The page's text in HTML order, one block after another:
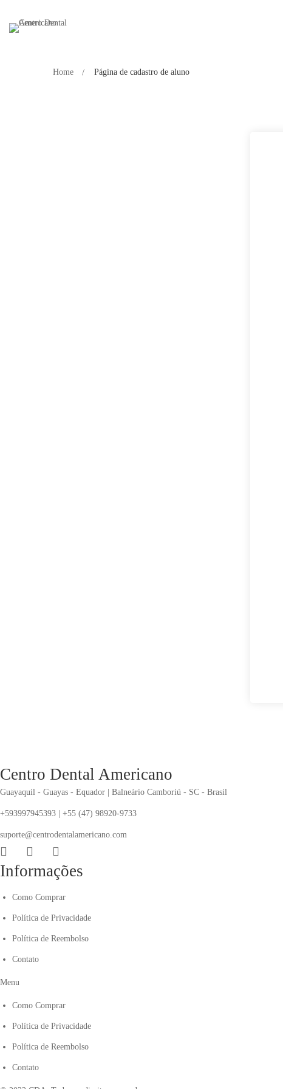
Home Página de cadastro de aluno
Centro Dental Americano
Guayaquil - Guayas - Equador | Balneário Camboriú - SC - Brasil
+593997945393 | +55 (47) 98920-9733
suporte@centrodentalamericano.com
Informações
Como Comprar
Política de Privacidade
Política de Reembolso
Contato
Menu
Como Comprar
Política de Privacidade
Política de Reembolso
Contato